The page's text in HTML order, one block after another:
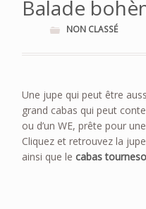
Balade
NON CLASSÉ
Une jupe qui peut être
grand cabas qui peut
ou d’un WE, prête pour
Cliquez et retrouvez la jupe
ainsi que le cabas